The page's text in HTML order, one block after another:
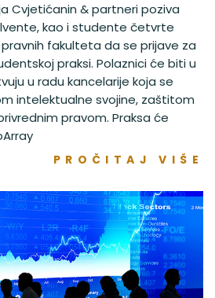
Cvjetićanin & partneri poziva
kao i studente četvrte
fakulteta da se prijave za
praksi. Polaznici će biti u
u radu kancelarije koja se
intelektualne svojine, zaštitom
pravom. Praksa će
PROČITAJ VIŠE